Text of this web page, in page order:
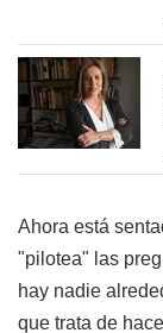
Ahora está
"pilotea" las
hay nadie
que trata de